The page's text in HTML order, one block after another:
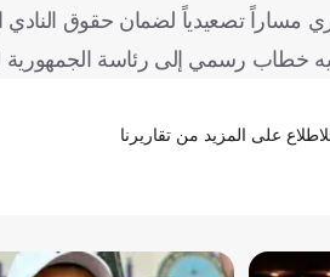
مساراً تصعيدياً لضمان حقوق
رسمي إلى رئاسة الجمهورية